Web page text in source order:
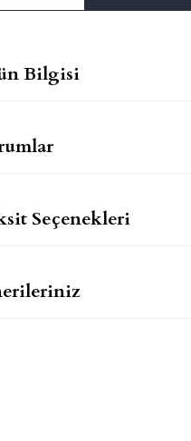
Bilgisi
Seçenekleri